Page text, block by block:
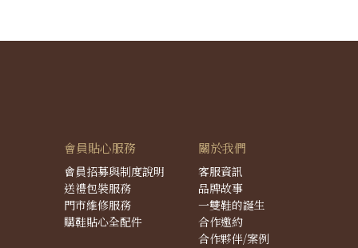
會員貼心服務
會員招募與制度說明
送禮包裝服務
門市維修服務
購鞋貼心全配件
關於我們
客服資訊
品牌故事
一雙鞋的誕生
合作邀約
合作夥伴/案例